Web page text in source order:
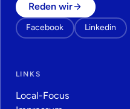
Reden wir
Facebook Linkedin
LINKS
Local-Focus